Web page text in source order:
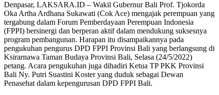
Denpasar, LAKSARA.ID – Wakil Gubernur Bali Prof. Tjokorda
Oka Artha Ardhana Sukawati (Cok Ace) mengajak perempuan yang
tergabung dalam Forum Pemberdayaan Perempuan Indonesia
(FPPI) bersinergi dan berperan aktif dalam mendukung suksesnya
program pembangunan. Harapan itu disampaikannya pada
pengukuhan pengurus DPD FPPI Provinsi Bali yang berlangsung di
Ksirarnawa Taman Budaya Provinsi Bali, Selasa (24/5/2022)
petang. Acara pengukuhan juga dihadiri Ketua TP PKK Provinsi
Bali Ny. Putri Suastini Koster yang duduk sebagai Dewan
Penasehat dalam kepengurusan DPD FPPI Bali.